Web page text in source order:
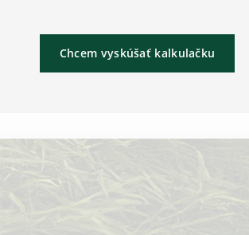
Chcem vyskúšať kalkulačku